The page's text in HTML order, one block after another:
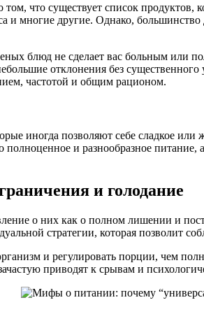
что существует список
и многие другие. Однако,
блюд не сделает вас больным
отклонения без
частотой и общим рационом.
иногда позволяют себе сладкое
полноценное и разнообразное
и голодание
о них как о полном лишении и
стратегии, которая позволит
и регулировать порции, чем
приводят к срывам и